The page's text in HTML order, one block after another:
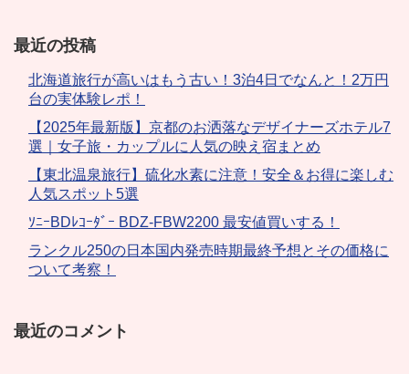
最近の投稿
北海道旅行が高いはもう古い！3泊4日でなんと！2万円
台の実体験レポ！
【2025年最新版】京都のお洒落なデザイナーズホテル7
選｜女子旅・カップルに人気の映え宿まとめ
【東北温泉旅行】硫化水素に注意！安全＆お得に楽しむ
人気スポット5選
ｿﾆｰBDﾚｺｰﾀﾞｰ BDZ-FBW2200 最安値買いする！
ランクル250の日本国内発売時期最終予想とその価格に
ついて考察！
最近のコメント